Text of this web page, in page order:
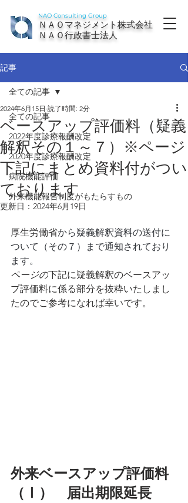
NAO Consulting Group
ＮＡＯマネジメント株式会社
ＮＡＯ行政書士法人
記事
全ての記事
2022年度診療報酬改定
2020年度診療報酬改定
病院機能評価
外来機能報告制度がもたらすもの
全ての記事
ベースアップ評価料（疑義
解釈その１～７）※ページ
下記にまとめ資料付がつい
ております
2024年6月15日 読了時間: 2分
更新日： 2024年6月19日
厚生労働省から疑義解釈資料の送付に
ついて（その７）まで通知されており
ます。
ページの下記に疑義解釈のベースアッ
プ評価料に係る部分を抜粋いたしまし
たのでご参考になれば幸いです。
外来ベースアップ評価料
（Ⅰ）　届出期限延長